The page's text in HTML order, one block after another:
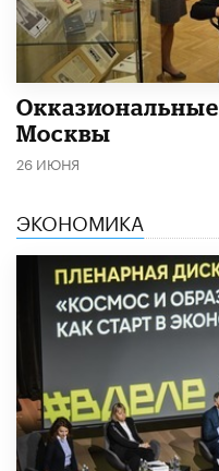
Москвы
26 ИЮНЯ
ЭКОНОМИКА